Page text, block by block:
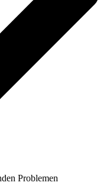
Problemen